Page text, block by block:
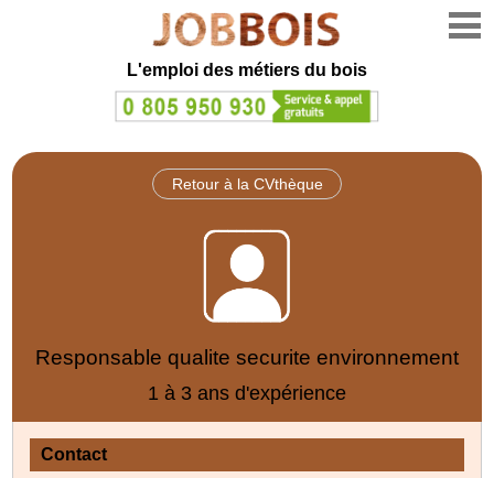
L'emploi des métiers du bois
Retour à la CVthèque
Responsable qualite securite environnement
1 à 3 ans d'expérience
Contact